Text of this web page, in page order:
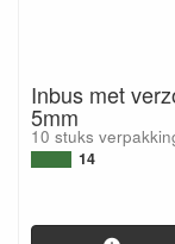
Inbus met
5mm
10 stuks
14